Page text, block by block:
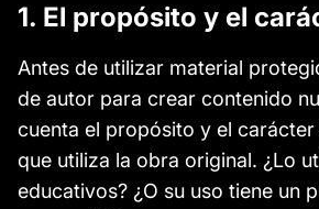
1. El propósito y el
Antes de utilizar material
de autor para crear contenido
cuenta el propósito y el
que utiliza la obra original. ¿Lo
educativos? ¿O su uso tiene un